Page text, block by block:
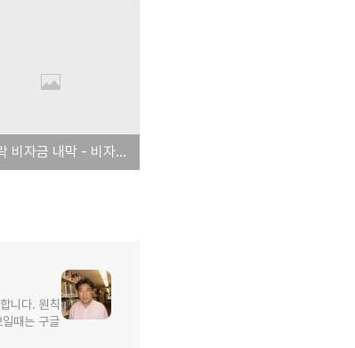
이후락 비자금 내막 - 비자금 조성 방법
니다. 원칙
때는 구글